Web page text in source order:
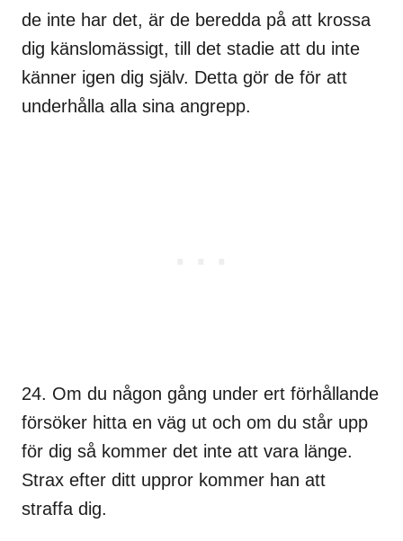
de inte har det, är de beredda på att krossa
dig känslomässigt, till det stadie att du inte
känner igen dig själv. Detta gör de för att
underhålla alla sina angrepp.
24. Om du någon gång under ert förhållande
försöker hitta en väg ut och om du står upp
för dig så kommer det inte att vara länge.
Strax efter ditt uppror kommer han att
straffa dig.